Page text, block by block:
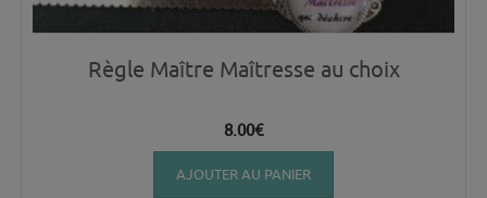
Règle Maître Maîtresse au choix
8.00€
AJOUTER AU PANIER